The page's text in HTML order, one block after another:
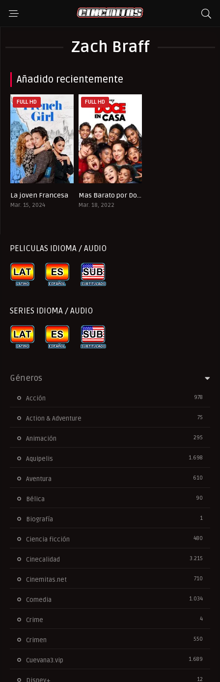
Zach Braff
Añadido recientemente
5.3
FULL HD
La joven Francesa
Mar. 15, 2024
4.3
FULL HD
Mas Barato por Docena
Mar. 18, 2022
PELICULAS IDIOMA / AUDIO
SERIES IDIOMA / AUDIO
Géneros
Acción 978
Action & Adventure 75
Animación 295
Aquipelis 1.698
Aventura 610
Bélica 90
Biografía 1
Ciencia ficción 480
Cinecalidad 3.215
Cinemitas.net 710
Comedia 1.034
Crime 4
Crimen 550
Cuevana3.vip 1.689
Disney+ 12